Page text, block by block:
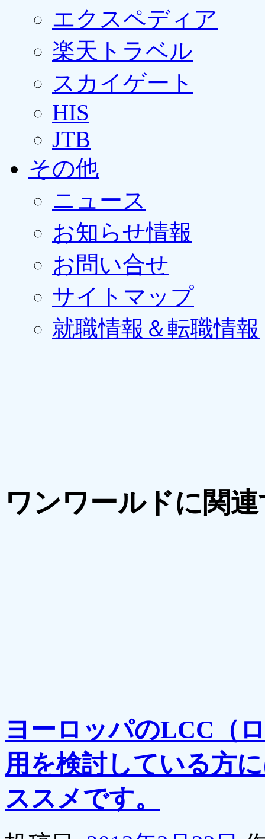
エクスペディア
楽天トラベル
スカイゲート
HIS
JTB
その他
ニュース
お知らせ情報
お問い合せ
サイトマップ
就職情報＆転職情報
ワンワールドに関
ヨーロッパのLCC（
用を検討している方
ススメです。